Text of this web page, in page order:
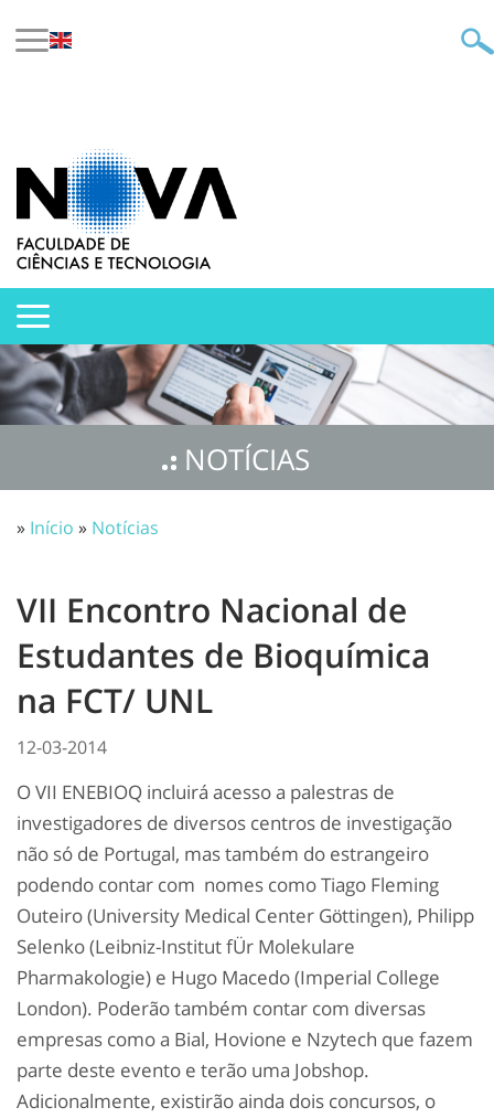
NOTÍCIAS
» Início » Notícias
VII Encontro Nacional de
Estudantes de Bioquímica
na FCT/ UNL
12-03-2014
O VII ENEBIOQ incluirá acesso a palestras de
investigadores de diversos centros de investigação
não só de Portugal, mas também do estrangeiro
podendo contar com nomes como Tiago Fleming
Outeiro (University Medical Center Gӧttingen), Philipp
Selenko (Leibniz-Institut fÜr Molekulare
Pharmakologie) e Hugo Macedo (Imperial College
London). Poderão também contar com diversas
empresas como a Bial, Hovione e Nzytech que fazem
parte deste evento e terão uma Jobshop.
Adicionalmente, existirão ainda dois concursos, o